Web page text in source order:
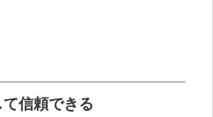
て信頼できる